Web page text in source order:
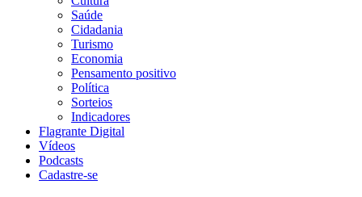
Saúde
Cidadania
Turismo
Economia
Pensamento positivo
Política
Sorteios
Indicadores
Flagrante Digital
Vídeos
Podcasts
Cadastre-se